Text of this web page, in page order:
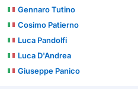
Gennaro Tutino
Cosimo Patierno
Luca Pandolfi
Luca D'Andrea
Giuseppe Panico